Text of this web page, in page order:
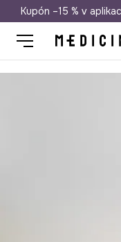
Doprava
Kupón –15 % v